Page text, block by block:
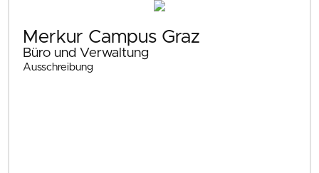
Merkur Campus Graz
Büro und Verwaltung
Ausschreibung